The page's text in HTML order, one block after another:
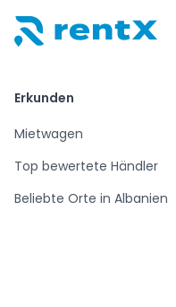
Erkunden
Mietwagen
Top bewertete Händler
Beliebte Orte in Albanien